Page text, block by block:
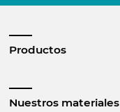
Productos
Nuestros materiales